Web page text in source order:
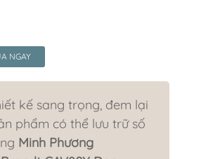
NGAY
kế sang trọng, đem lại
phẩm có thể lưu trữ số
Minh Phương